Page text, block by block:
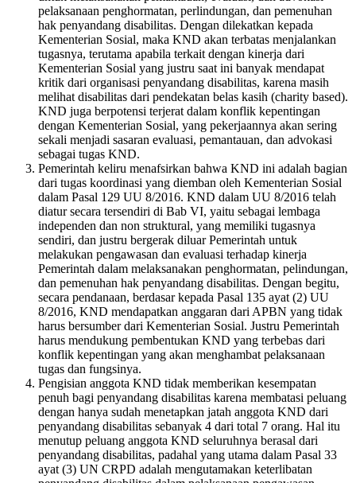
pelaksanaan penghormatan, perlindungan, dan pemenuhan
hak penyandang disabilitas. Dengan dilekatkan kepada
Kementerian Sosial, maka KND akan terbatas menjalankan
tugasnya, terutama apabila terkait dengan kinerja dari
Kementerian Sosial yang justru saat ini banyak mendapat
kritik dari organisasi penyandang disabilitas, karena masih
melihat disabilitas dari pendekatan belas kasih (charity based).
KND juga berpotensi terjerat dalam konflik kepentingan
dengan Kementerian Sosial, yang pekerjaannya akan sering
sekali menjadi sasaran evaluasi, pemantauan, dan advokasi
sebagai tugas KND.
Pemerintah keliru menafsirkan bahwa KND ini adalah bagian
dari tugas koordinasi yang diemban oleh Kementerian Sosial
dalam Pasal 129 UU 8/2016. KND dalam UU 8/2016 telah
diatur secara tersendiri di Bab VI, yaitu sebagai lembaga
independen dan non struktural, yang memiliki tugasnya
sendiri, dan justru bergerak diluar Pemerintah untuk
melakukan pengawasan dan evaluasi terhadap kinerja
Pemerintah dalam melaksanakan penghormatan, pelindungan,
dan pemenuhan hak penyandang disabilitas. Dengan begitu,
secara pendanaan, berdasar kepada Pasal 135 ayat (2) UU
8/2016, KND mendapatkan anggaran dari APBN yang tidak
harus bersumber dari Kementerian Sosial. Justru Pemerintah
harus mendukung pembentukan KND yang terbebas dari
konflik kepentingan yang akan menghambat pelaksanaan
tugas dan fungsinya.
Pengisian anggota KND tidak memberikan kesempatan
penuh bagi penyandang disabilitas karena membatasi peluang
dengan hanya sudah menetapkan jatah anggota KND dari
penyandang disabilitas sebanyak 4 dari total 7 orang. Hal itu
menutup peluang anggota KND seluruhnya berasal dari
penyandang disabilitas, padahal yang utama dalam Pasal 33
ayat (3) UN CRPD adalah mengutamakan keterlibatan